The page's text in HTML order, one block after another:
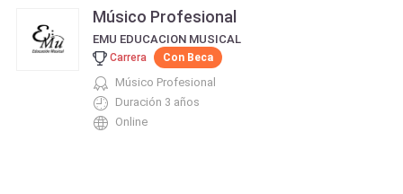
Músico Profesional
EMU EDUCACION MUSICAL
Carrera Con Beca
Músico Profesional
Duración 3 años
Online